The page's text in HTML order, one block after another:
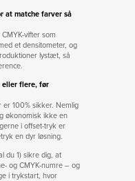
at matche farver så
vifter som
et densitometer, og
lystæt, så
eller flere, før
100% sikker. Nemlig
økonomisk ikke en
i offset-tryk er
en dyr løsning.
du 1) sikre dig, at
og CMYK-numre – og
i trykstart, hvor